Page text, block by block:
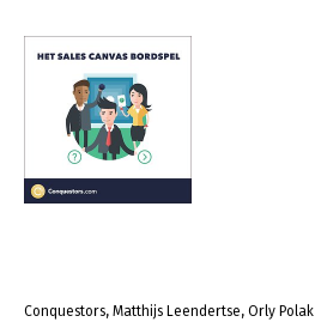
Conquestors, Matthijs Leendertse, Orly Polak